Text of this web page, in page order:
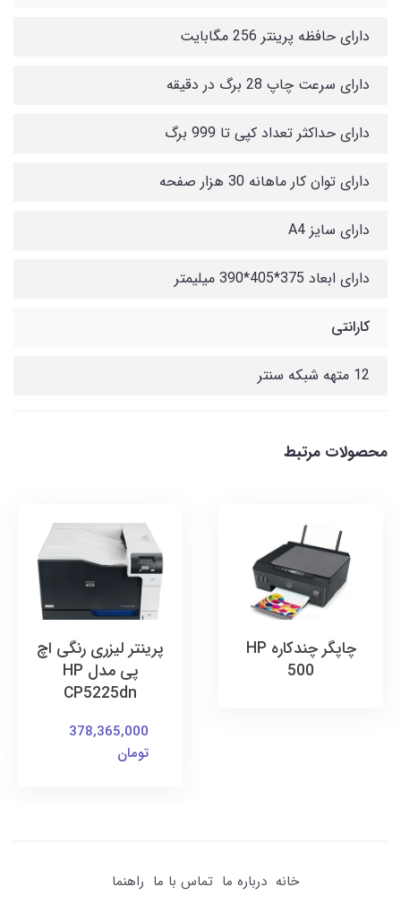
دارای حافظه پرینتر 256 مگابایت
دارای سرعت چاپ 28 برگ در دقیقه
دارای حداکثر تعداد کپی تا 999 برگ
دارای توان کار ماهانه 30 هزار صفحه
دارای سایز A4
دارای ابعاد 375*405*390 میلیمتر
کارانتی
12 متهه شبکه سنتر
محصولات مرتبط
چاپگر چندکاره HP
500
پرینتر لیزری رنگی اچ
پی مدل HP
CP5225dn
378,365,000
تومان
خانه درباره ما تماس با ما راهنما